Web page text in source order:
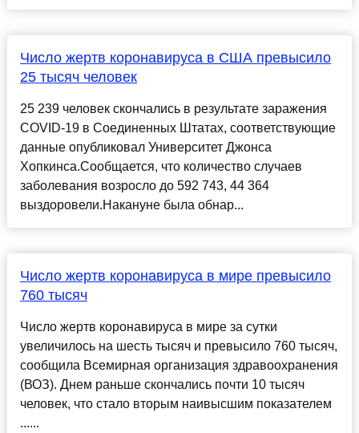
Число жертв коронавируса в США превысило
25 тысяч человек
25 239 человек скончались в результате заражения
COVID-19 в Соединенных Штатах, соответствующие
данные опубликовал Университет Джонса
Хопкинса.Сообщается, что количество случаев
заболевания возросло до 592 743, 44 364
выздоровели.Накануне была обнар...
Число жертв коронавируса в мире превысило
760 тысяч
Число жертв коронавируса в мире за сутки
увеличилось на шесть тысяч и превысило 760 тысяч,
сообщила Всемирная организация здравоохранения
(ВОЗ). Днем раньше скончались почти 10 тысяч
человек, что стало вторым наивысшим показателем
......